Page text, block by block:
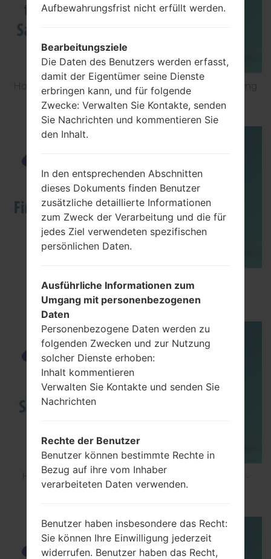
How to Factory Reset through menu on Samsung
Galaxy G6 SM-G920P?
How to Flash Stock Firmware on Samsung
Smartphone using Odin?
How to Hard Reset on Samsung Galaxy G6 SM-
G920P?
Aufbewahrungsfrist nicht erfüllt werden.
Bearbeitungsziele
Die Daten des Benutzers werden erfasst,
damit der Eigentümer seine Dienste
erbringen kann, und für folgende
Zwecke: Verwalten Sie Kontakte, senden
Sie Nachrichten und kommentieren Sie
den Inhalt.
In den entsprechenden Abschnitten
dieses Dokuments finden Benutzer
zusätzliche detaillierte Informationen
zum Zweck der Verarbeitung und die für
jedes Ziel verwendeten spezifischen
persönlichen Daten.
Ausführliche Informationen zum
Umgang mit personenbezogenen
Daten
Personenbezogene Daten werden zu
folgenden Zwecken und zur Nutzung
solcher Dienste erhoben:
Inhalt kommentieren
Verwalten Sie Kontakte und senden Sie
Nachrichten
Rechte der Benutzer
Benutzer können bestimmte Rechte in
Bezug auf ihre vom Inhaber
verarbeiteten Daten verwenden.
Benutzer haben insbesondere das Recht:
Sie können Ihre Einwilligung jederzeit
widerrufen. Benutzer haben das Recht,